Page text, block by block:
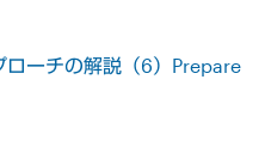
ローチの解説（6）Prepare